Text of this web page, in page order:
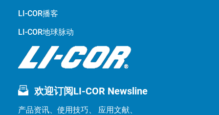
欢迎订阅LI-COR Newsline
产品资讯、使用技巧、 应用文献、
LI-COR播客
LI-COR地球脉动